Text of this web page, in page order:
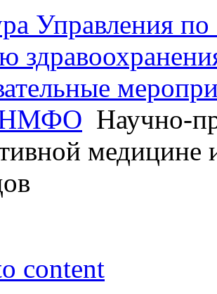
Управления
НМФО Научно-
медицине
content